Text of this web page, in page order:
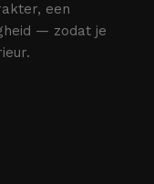
een
— zodat je